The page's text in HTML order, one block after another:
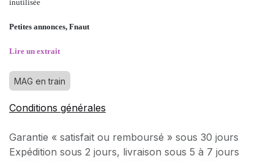
inutilisée
Petites annonces, Fnaut
Lire un extrait
MAG en train
Conditions générales
Garantie « satisfait ou remboursé » sous 30 jours
Expédition sous 2 jours, livraison sous 5 à 7 jours